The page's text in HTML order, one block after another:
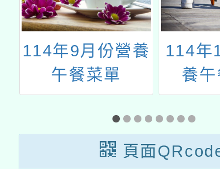
114年9月份營養
午餐菜單
114年
養
頁面